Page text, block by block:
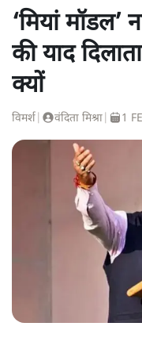
‘मियां मॉडल’
की याद
क्यों
विमर्श वंदिता मिश्रा 1